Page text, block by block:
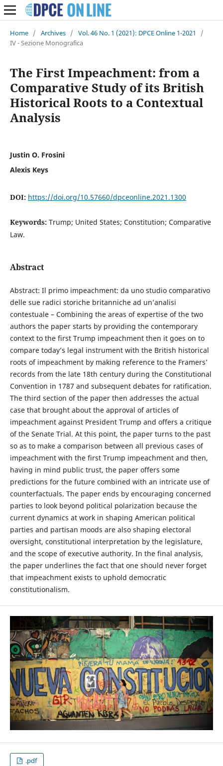
Home / Archives / Vol. 46 No. 1 (2021): DPCE Online 1-2021
/
IV - Sezione Monografica
The First Impeachment: from a
Comparative Study of its British
Historical Roots to a Contextual
Analysis
Justin O. Frosini
Alexis Keys
DOI: https://doi.org/10.57660/dpceonline.2021.1300
Keywords: Trump; United States; Constitution; Comparative
Law.
Abstract
Abstract: Il primo impeachment: da uno studio comparativo
delle sue radici storiche britanniche ad un’analisi
contestuale – Combining the areas of expertise of the two
authors the paper starts by providing the contemporary
context to the first Trump impeachment then it goes on to
compare today’s legal instrument with the British historical
roots of impeachment by making reference to the Framers’
records from the late 18th century during the Constitutional
Convention in 1787 and subsequent debates for ratification.
The third section of the paper then addresses the actual
case that brought about the approval of articles of
impeachment against President Trump and offers a critique
of the Senate Trial. At this point, the paper turns to the past
so as to make a comparison between all previous cases of
impeachment with the first Trump impeachment and then,
having in mind public trust, the paper offers some
predictions for the future combined with an intricate use of
counterfactuals. The paper ends by encouraging concerned
parties to look beyond political polarization because the
current dynamics at work in shaping American political
parties and partisan moods are also shaping electoral
oversight, constitutional interpretation by the legislature,
and the scope of executive authority. In the final analysis,
the paper underlines the fact that one should never forget
that impeachment exists to uphold democratic
constitutionalism.
.pdf